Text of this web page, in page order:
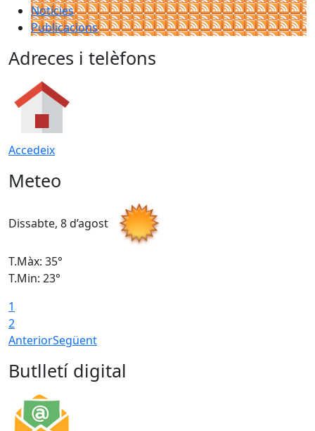
Notícies
Publicacions
Adreces i telèfons
Accedeix
Meteo
Dissabte, 8 d’agost
T.Màx: 35°
T.Min: 23°
1
2
AnteriorSegüent
Butlletí digital